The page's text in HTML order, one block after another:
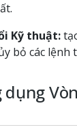
Kỹ thuật:
bỏ các lệnh